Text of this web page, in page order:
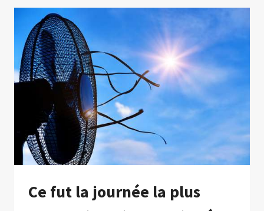
ONT
LA
TROISIÈME
PÉPINIÈRE
DE
POULPES
AU
MONDE
ET
VOICI
À
QUOI
Ce fut la journée la plus